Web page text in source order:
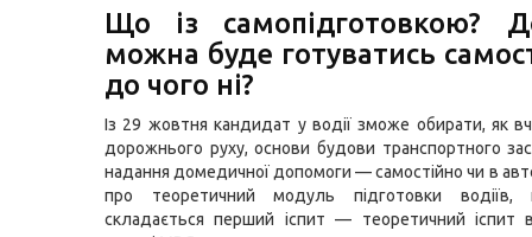
Що із самопідготовкою?
можна буде готуватись
до чого ні?
Із 29 жовтня кандидат у водії зможе обирати, як
дорожнього руху, основи будови транспортного
надання домедичної допомоги — самостійно чи в
про теоретичний модуль підготовки водіїв,
складається перший іспит — теоретичний іспит